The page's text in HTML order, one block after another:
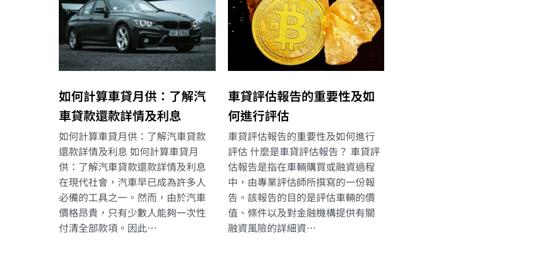
如何計算車貸月供：了解汽
車貸款還款詳情及利息
如何計算車貸月供：了解汽車貸款
還款詳情及利息 如何計算車貸月
供：了解汽車貸款還款詳情及利息
在現代社會，汽車早已成為許多人
必備的工具之一。然而，由於汽車
價格昂貴，只有少數人能夠一次性
付清全部款項。因此…
車貸評估報告的重要性及如
何進行評估
車貸評估報告的重要性及如何進行
評估 什麼是車貸評估報告？ 車貸評
估報告是指在車輛購買或融資過程
中，由專業評估師所撰寫的一份報
告。該報告的目的是評估車輛的價
值、條件以及對金融機構提供有關
融資風險的詳細資…